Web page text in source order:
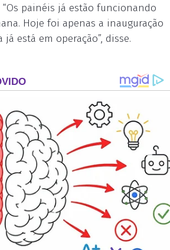
painéis já estão funcionando
Hoje foi apenas a inauguração
está em operação”, disse.